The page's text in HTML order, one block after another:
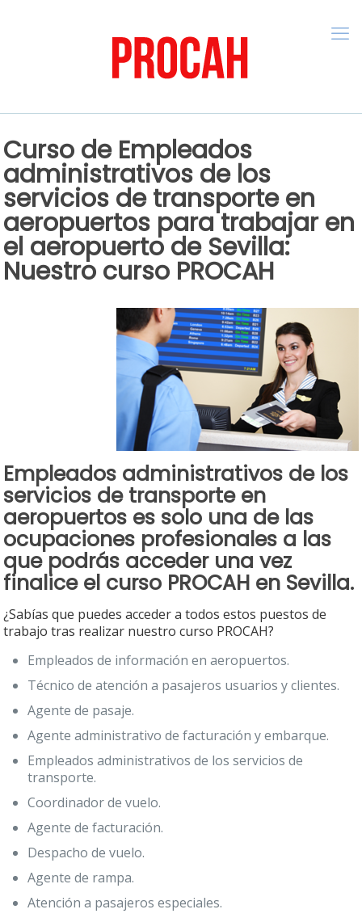
Curso de Empleados
administrativos de los
servicios de transporte en
aeropuertos para trabajar en
el aeropuerto de Sevilla:
Nuestro curso PROCAH
Empleados administrativos de los
servicios de transporte en
aeropuertos es solo una de las
ocupaciones profesionales a las
que podrás acceder una vez
finalice el curso PROCAH en Sevilla.
¿Sabías que puedes acceder a todos estos puestos de
trabajo tras realizar nuestro curso PROCAH?
Empleados de información en aeropuertos.
Técnico de atención a pasajeros usuarios y clientes.
Agente de pasaje.
Agente administrativo de facturación y embarque.
Empleados administrativos de los servicios de
transporte.
Coordinador de vuelo.
Agente de facturación.
Despacho de vuelo.
Agente de rampa.
Atención a pasajeros especiales.